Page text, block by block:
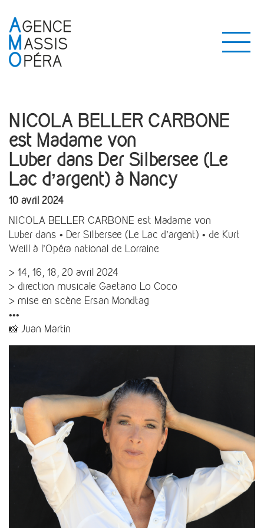
NICOLA BELLER CARBONE
est Madame von
Luber dans Der Silbersee (Le
Lac d’argent) à Nancy
10 avril 2024
NICOLA BELLER CARBONE est Madame von
Luber dans • Der Silbersee (Le Lac d’argent) • de Kurt
Weill à l’Opéra national de Lorraine
> 14, 16, 18, 20 avril 2024
> direction musicale Gaetano Lo Coco
> mise en scène Ersan Mondtag
•••
📸 Juan Martin